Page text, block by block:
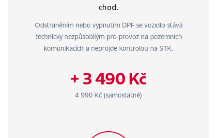
chod.
Odstraněním nebo vypnutím DPF se vozidlo stává
technicky nezpůsobilým pro provoz na pozemních
komunikacích a neprojde kontrolou na STK.
+ 3 490 Kč
4 990 Kč (samostatně)